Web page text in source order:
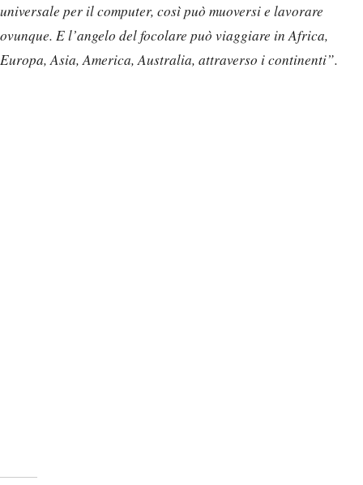
universale per il computer, così può muoversi e lavorare
ovunque. E l’angelo del focolare può viaggiare in Africa,
Europa, Asia, America, Australia, attraverso i continenti”.